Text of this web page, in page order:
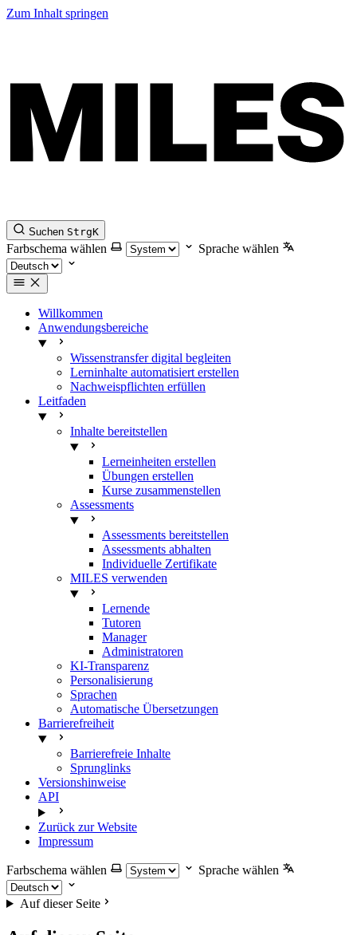
Zum Inhalt springen
Suchen StrgK
Farbschema wählen Sprache wählen
Willkommen
Anwendungsbereiche
Wissenstransfer digital begleiten
Lerninhalte automatisiert erstellen
Nachweispflichten erfüllen
Leitfaden
Inhalte bereitstellen
Lerneinheiten erstellen
Übungen erstellen
Kurse zusammenstellen
Assessments
Assessments bereitstellen
Assessments abhalten
Individuelle Zertifikate
MILES verwenden
Lernende
Tutoren
Manager
Administratoren
KI-Transparenz
Personalisierung
Sprachen
Automatische Übersetzungen
Barrierefreiheit
Barrierefreie Inhalte
Sprunglinks
Versionshinweise
API
Zurück zur Website
Impressum
Farbschema wählen Sprache wählen
Auf dieser Seite